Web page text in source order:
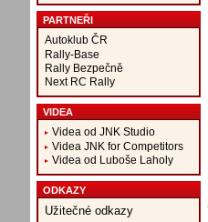
PARTNEŘI
Autoklub ČR
Rally-Base
Rally Bezpečně
Next RC Rally
VIDEA
Videa od JNK Studio
Videa JNK for Competitors
Videa od Luboše Laholy
ODKAZY
Užitečné odkazy